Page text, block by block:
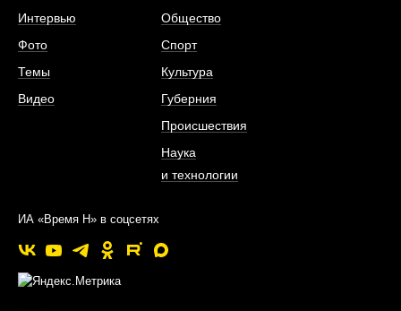
Интервью
Фото
Темы
Видео
Общество
Спорт
Культура
Губерния
Происшествия
Наука
и технологии
ИА «Время Н» в соцсетях